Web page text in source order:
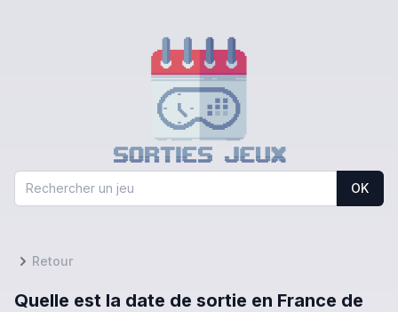
OK
Retour
Quelle est la date de sortie en France de